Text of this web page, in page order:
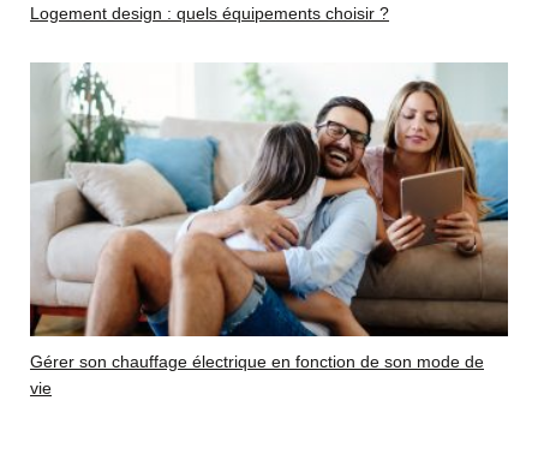
Logement design : quels équipements choisir ?
Gérer son chauffage électrique en fonction de son mode de
vie